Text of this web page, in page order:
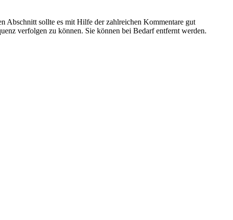
Abschnitt sollte es mit Hilfe der zahlreichen Kommentare gut
verfolgen zu können. Sie können bei Bedarf entfernt werden.